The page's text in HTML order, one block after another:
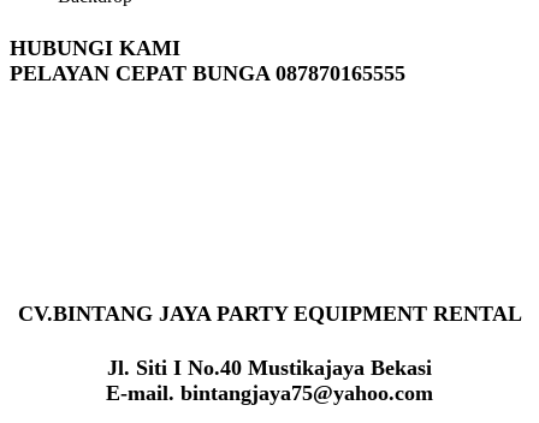
HUBUNGI KAMI
PELAYAN CEPAT BUNGA 087870165555
CV.BINTANG JAYA PARTY EQUIPMENT RENTAL
Jl. Siti I No.40 Mustikajaya Bekasi
E-mail. bintangjaya75@yahoo.com